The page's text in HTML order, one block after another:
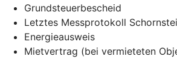
Grundsteuerbescheid
Letztes Messprotokoll
Energieausweis
Mietvertrag (bei vermieteten